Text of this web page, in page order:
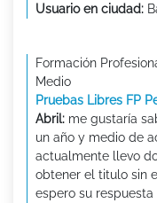
Usuario en ciudad:
Formación
Medio
Pruebas Libres FP
Abril: me gustaría
un año y medio de
actualmente llevo
obtener el titulo sin
espero su respuesta